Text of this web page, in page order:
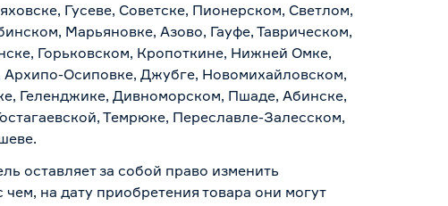
Гусеве, Советске, Пионерском, Светлом,
Марьяновке, Азово, Гауфе, Таврическом,
Горьковском, Кропоткине, Нижней Омке,
Осиповке, Джубге, Новомихайловском,
Геленджике, Дивноморском, Пшаде, Абинске,
Темрюке, Переславле-Залесском,
оставляет за собой право изменить
на дату приобретения товара они могут